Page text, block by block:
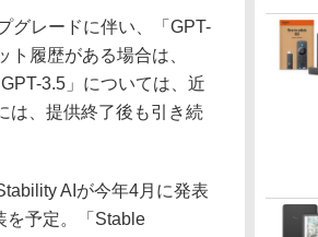
グレードに伴い、「GPT-
履歴がある場合は、
3.5」については、近
は、提供終了後も引き続
AIが今年4月に発表
を予定。「Stable